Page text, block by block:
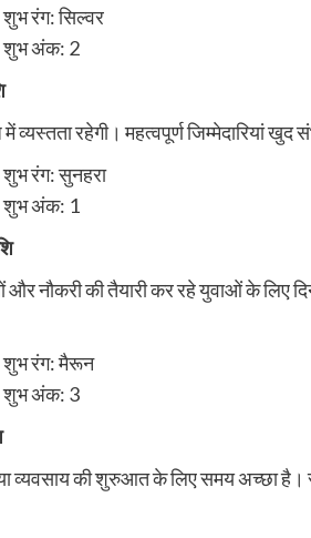
शुभ रंग: सिल्वर
शुभ अंक: 2
व्यस्तता रहेगी। महत्वपूर्ण जिम्मेदारियां खुद
शुभ रंग: सुनहरा
शुभ अंक: 1
और नौकरी की तैयारी कर रहे युवाओं के
शुभ रंग: मैरून
शुभ अंक: 3
व्यवसाय की शुरुआत के लिए समय अच्छा है।